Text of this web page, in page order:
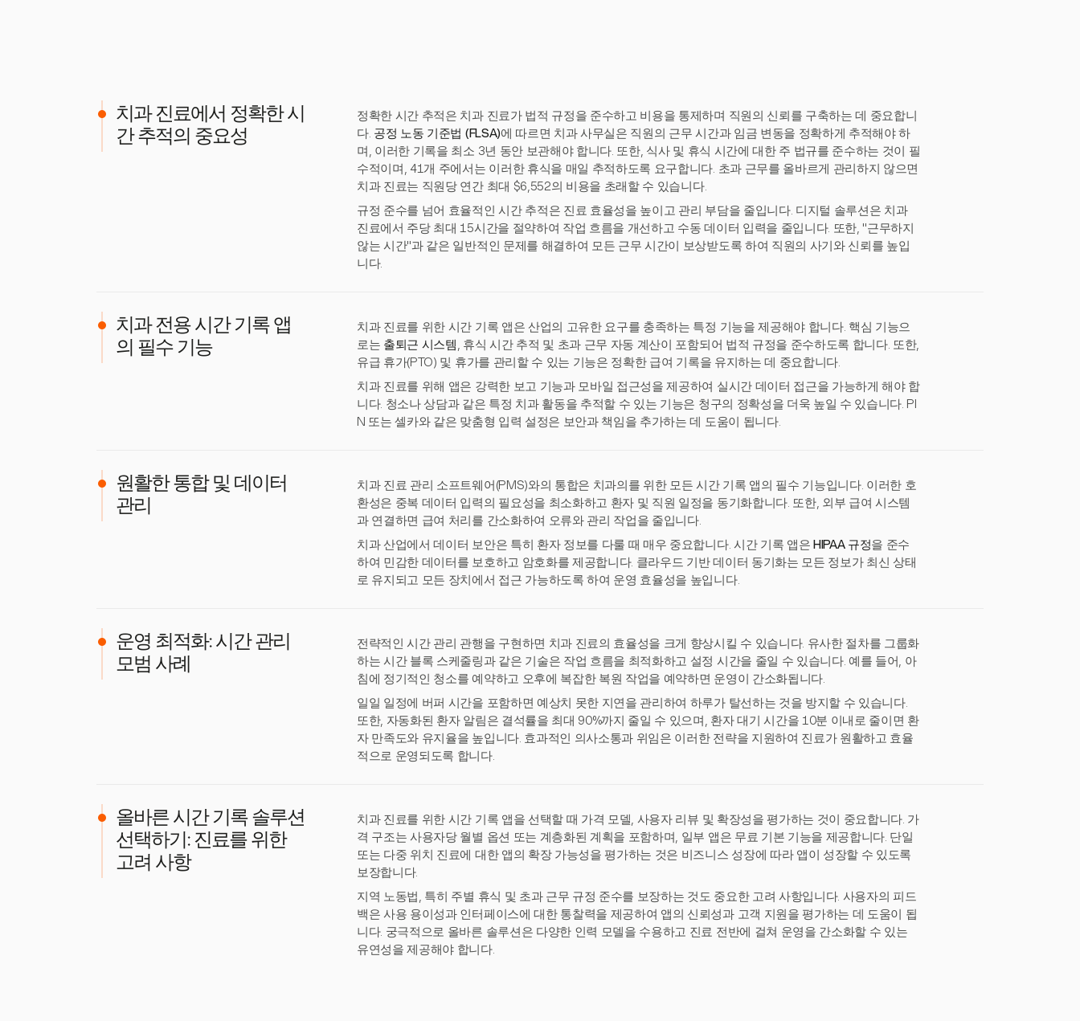
치과 진료에서 정확한 시
간 추적의 중요성
정확한 시간 추적은 치과 진료가 법적 규정을 준수하고 비용을 통제하며 직원의 신뢰를 구축하는 데 중요합니
다. 공정 노동 기준법 (FLSA)에 따르면 치과 사무실은 직원의 근무 시간과 임금 변동을 정확하게 추적해야 하
며, 이러한 기록을 최소 3년 동안 보관해야 합니다. 또한, 식사 및 휴식 시간에 대한 주 법규를 준수하는 것이 필
수적이며, 41개 주에서는 이러한 휴식을 매일 추적하도록 요구합니다. 초과 근무를 올바르게 관리하지 않으면
치과 진료는 직원당 연간 최대 $6,552의 비용을 초래할 수 있습니다.
규정 준수를 넘어 효율적인 시간 추적은 진료 효율성을 높이고 관리 부담을 줄입니다. 디지털 솔루션은 치과
진료에서 주당 최대 15시간을 절약하여 작업 흐름을 개선하고 수동 데이터 입력을 줄입니다. 또한, "근무하지
않는 시간"과 같은 일반적인 문제를 해결하여 모든 근무 시간이 보상받도록 하여 직원의 사기와 신뢰를 높입
니다.
치과 전용 시간 기록 앱
의 필수 기능
치과 진료를 위한 시간 기록 앱은 산업의 고유한 요구를 충족하는 특정 기능을 제공해야 합니다. 핵심 기능으
로는 출퇴근 시스템, 휴식 시간 추적 및 초과 근무 자동 계산이 포함되어 법적 규정을 준수하도록 합니다. 또한,
유급 휴가(PTO) 및 휴가를 관리할 수 있는 기능은 정확한 급여 기록을 유지하는 데 중요합니다.
치과 진료를 위해 앱은 강력한 보고 기능과 모바일 접근성을 제공하여 실시간 데이터 접근을 가능하게 해야 합
니다. 청소나 상담과 같은 특정 치과 활동을 추적할 수 있는 기능은 청구의 정확성을 더욱 높일 수 있습니다. PI
N 또는 셀카와 같은 맞춤형 입력 설정은 보안과 책임을 추가하는 데 도움이 됩니다.
원활한 통합 및 데이터
관리
치과 진료 관리 소프트웨어(PMS)와의 통합은 치과의를 위한 모든 시간 기록 앱의 필수 기능입니다. 이러한 호
환성은 중복 데이터 입력의 필요성을 최소화하고 환자 및 직원 일정을 동기화합니다. 또한, 외부 급여 시스템
과 연결하면 급여 처리를 간소화하여 오류와 관리 작업을 줄입니다.
치과 산업에서 데이터 보안은 특히 환자 정보를 다룰 때 매우 중요합니다. 시간 기록 앱은 HIPAA 규정을 준수
하여 민감한 데이터를 보호하고 암호화를 제공합니다. 클라우드 기반 데이터 동기화는 모든 정보가 최신 상태
로 유지되고 모든 장치에서 접근 가능하도록 하여 운영 효율성을 높입니다.
운영 최적화: 시간 관리
모범 사례
전략적인 시간 관리 관행을 구현하면 치과 진료의 효율성을 크게 향상시킬 수 있습니다. 유사한 절차를 그룹화
하는 시간 블록 스케줄링과 같은 기술은 작업 흐름을 최적화하고 설정 시간을 줄일 수 있습니다. 예를 들어, 아
침에 정기적인 청소를 예약하고 오후에 복잡한 복원 작업을 예약하면 운영이 간소화됩니다.
일일 일정에 버퍼 시간을 포함하면 예상치 못한 지연을 관리하여 하루가 탈선하는 것을 방지할 수 있습니다.
또한, 자동화된 환자 알림은 결석률을 최대 90%까지 줄일 수 있으며, 환자 대기 시간을 10분 이내로 줄이면 환
자 만족도와 유지율을 높입니다. 효과적인 의사소통과 위임은 이러한 전략을 지원하여 진료가 원활하고 효율
적으로 운영되도록 합니다.
올바른 시간 기록 솔루션
선택하기: 진료를 위한
고려 사항
치과 진료를 위한 시간 기록 앱을 선택할 때 가격 모델, 사용자 리뷰 및 확장성을 평가하는 것이 중요합니다. 가
격 구조는 사용자당 월별 옵션 또는 계층화된 계획을 포함하며, 일부 앱은 무료 기본 기능을 제공합니다. 단일
또는 다중 위치 진료에 대한 앱의 확장 가능성을 평가하는 것은 비즈니스 성장에 따라 앱이 성장할 수 있도록
보장합니다.
지역 노동법, 특히 주별 휴식 및 초과 근무 규정 준수를 보장하는 것도 중요한 고려 사항입니다. 사용자의 피드
백은 사용 용이성과 인터페이스에 대한 통찰력을 제공하여 앱의 신뢰성과 고객 지원을 평가하는 데 도움이 됩
니다. 궁극적으로 올바른 솔루션은 다양한 인력 모델을 수용하고 진료 전반에 걸쳐 운영을 간소화할 수 있는
유연성을 제공해야 합니다.